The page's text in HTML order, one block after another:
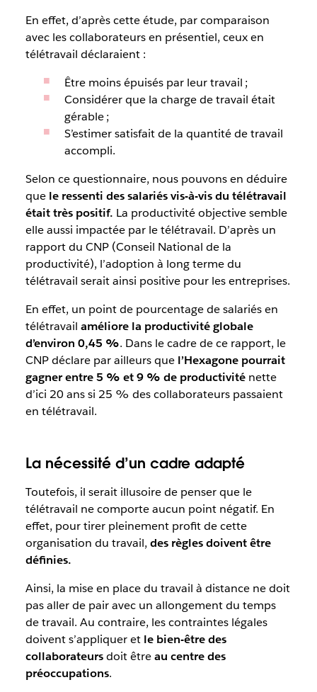
En effet, d’après cette étude, par comparaison
avec les collaborateurs en présentiel, ceux en
télétravail déclaraient :
Être moins épuisés par leur travail ;
Considérer que la charge de travail était
gérable ;
S’estimer satisfait de la quantité de travail
accompli.
Selon ce questionnaire, nous pouvons en déduire
que le ressenti des salariés vis-à-vis du télétravail
était très positif. La productivité objective semble
elle aussi impactée par le télétravail. D’après un
rapport du CNP (Conseil National de la
productivité), l’adoption à long terme du
télétravail serait ainsi positive pour les entreprises.
En effet, un point de pourcentage de salariés en
télétravail améliore la productivité globale
d’environ 0,45 %. Dans le cadre de ce rapport, le
CNP déclare par ailleurs que l’Hexagone pourrait
gagner entre 5 % et 9 % de productivité nette
d’ici 20 ans si 25 % des collaborateurs passaient
en télétravail.
La nécessité d’un cadre adapté
Toutefois, il serait illusoire de penser que le
télétravail ne comporte aucun point négatif. En
effet, pour tirer pleinement profit de cette
organisation du travail, des règles doivent être
définies.
Ainsi, la mise en place du travail à distance ne doit
pas aller de pair avec un allongement du temps
de travail. Au contraire, les contraintes légales
doivent s’appliquer et le bien-être des
collaborateursdoit êtreau centre des
préoccupations.